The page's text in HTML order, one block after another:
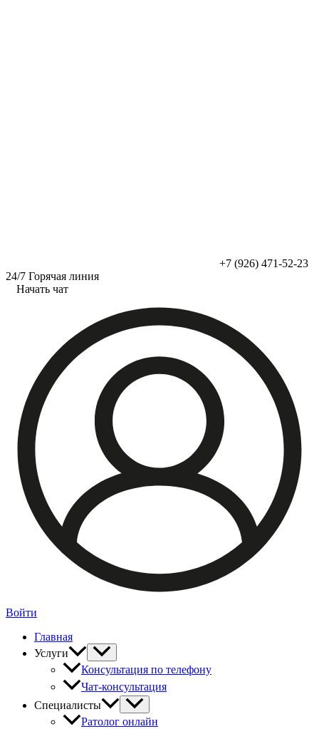
+7 (926) 471-52-23
24/7 Горячая линия
Начать чат
Войти
Главная
Услуги
Консультация по телефону
Чат-консультация
Специалисты
Ратолог онлайн